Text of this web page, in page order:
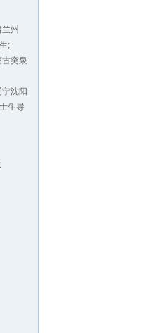
州
;
突泉
沈阳
生导